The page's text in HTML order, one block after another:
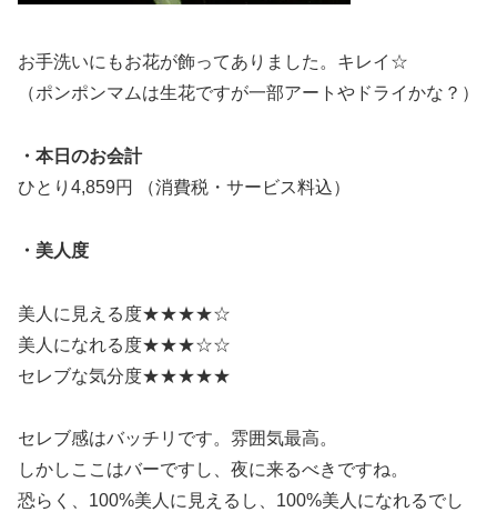
お手洗いにもお花が飾ってありました。キレイ☆
（ポンポンマムは生花ですが一部アートやドライかな？）
・本日のお会計
ひとり4,859円 （消費税・サービス料込）
・美人度
美人に見える度★★★★☆
美人になれる度★★★☆☆
セレブな気分度★★★★★
セレブ感はバッチリです。雰囲気最高。
しかしここはバーですし、夜に来るべきですね。
恐らく、100%美人に見えるし、100%美人になれるでし